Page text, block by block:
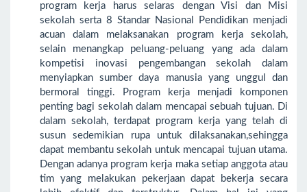
program kerja harus selaras dengan Visi dan Misi
sekolah serta 8 Standar Nasional Pendidikan menjadi
acuan dalam melaksanakan program kerja sekolah,
selain menangkap peluang-peluang yang ada dalam
kompetisi inovasi pengembangan sekolah dalam
menyiapkan sumber daya manusia yang unggul dan
bermoral tinggi. Program kerja menjadi komponen
penting bagi sekolah dalam mencapai sebuah tujuan. Di
dalam sekolah, terdapat program kerja yang telah di
susun sedemikian rupa untuk dilaksanakan,sehingga
dapat membantu sekolah untuk mencapai tujuan utama.
Dengan adanya program kerja maka setiap anggota atau
tim yang melakukan pekerjaan dapat bekerja secara